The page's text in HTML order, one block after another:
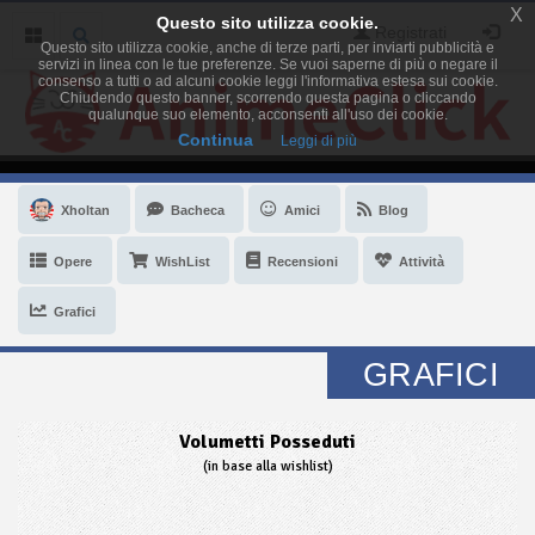
Registrati
Xholtan Bacheca Amici Blog
Opere WishList Recensioni Attività
Grafici
GRAFICI
Volumetti Posseduti
(in base alla wishlist)
Questo sito utilizza cookie.
Questo sito utilizza cookie, anche di terze parti, per inviarti pubblicità e
servizi in linea con le tue preferenze. Se vuoi saperne di più o negare il
consenso a tutti o ad alcuni cookie leggi l'informativa estesa sui cookie.
Chiudendo questo banner, scorrendo questa pagina o cliccando
qualunque suo elemento, acconsenti all'uso dei cookie.
Continua Leggi di più
X